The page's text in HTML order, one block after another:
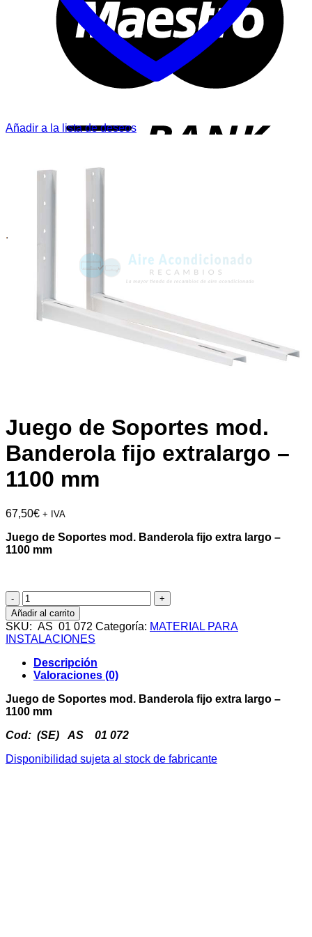
Añadir a la lista de deseos
Juego de Soportes mod.
Banderola fijo extralargo –
1100 mm
67,50€ + IVA
Juego de Soportes mod. Banderola fijo extra largo –
1100 mm
Juego
de
Soportes
mod.
Banderola
fijo
extralargo
1100
mm
Añadir al carrito
SKU: AS 01 072 Categoría: MATERIAL PARA
INSTALACIONES
Descripción
Valoraciones (0)
Juego de Soportes mod. Banderola fijo extra largo –
1100 mm
Cod: (SE) AS 01 072
Disponibilidad sujeta al stock de fabricante